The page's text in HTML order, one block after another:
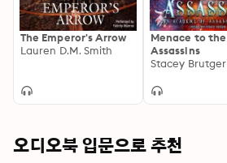
The Emperor's Arrow
Lauren D.M. Smith
Menace to the
Assassins
Stacey Brutger
오디오북 입문으로 추천